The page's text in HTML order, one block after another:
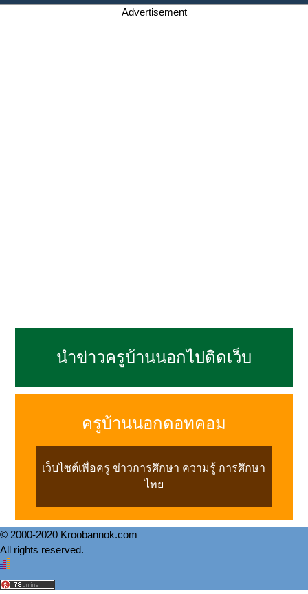
Advertisement
นำข่าวครูบ้านนอกไปติดเว็บ
ครูบ้านนอกดอทคอม
เว็บไซต์เพื่อครู ข่าวการศึกษา ความรู้ การศึกษา
ไทย
© 2000-2020 Kroobannok.com
All rights reserved.